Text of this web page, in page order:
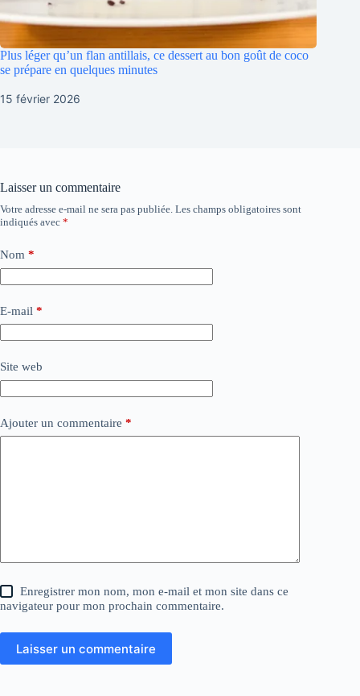
Plus léger qu’un flan antillais, ce dessert au bon goût de coco
se prépare en quelques minutes
15 février 2026
Laisser un commentaire
Votre adresse e-mail ne sera pas publiée. Les champs obligatoires sont
indiqués avec *
Nom *
E-mail *
Site web
Ajouter un commentaire *
Enregistrer mon nom, mon e-mail et mon site dans ce
navigateur pour mon prochain commentaire.
Laisser un commentaire